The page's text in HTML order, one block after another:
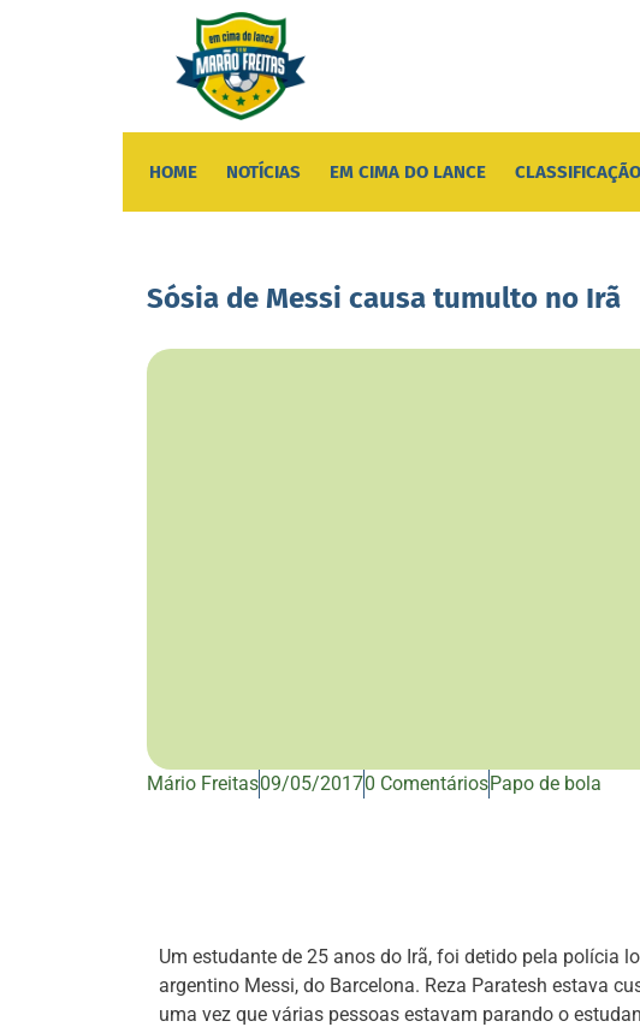
HOME NOTÍCIAS EM CIMA DO LANCE CLASSIFICAÇÃO
Sósia de Messi causa tumulto no Irã
Mário Freitas09/05/20170 ComentáriosPapo de bola
Um estudante de 25 anos do Irã, foi detido pela polícia
argentino Messi, do Barcelona. Reza Paratesh estava
uma vez que várias pessoas estavam parando o